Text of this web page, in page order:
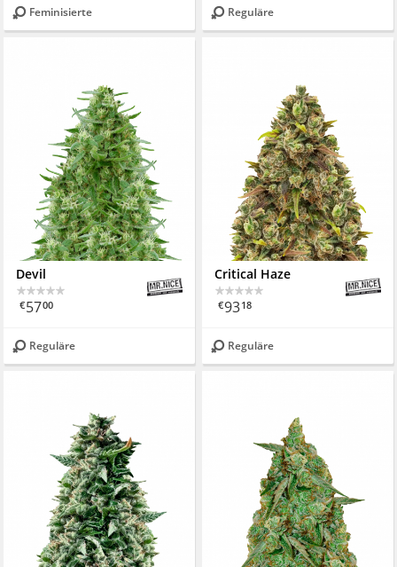
Feminisierte Reguläre
Devil
€5700
Reguläre
Critical Haze
€9318
Reguläre